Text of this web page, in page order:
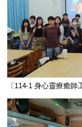
〔114-1 身心靈療癒師